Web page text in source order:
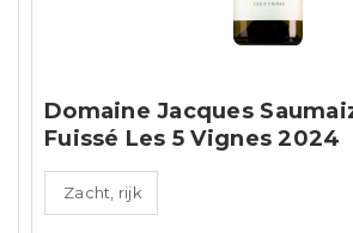
Domaine Jacques
Fuissé Les 5 Vignes 2024
Zacht, rijk